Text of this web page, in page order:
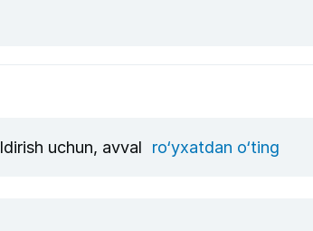
uchun, avval ro‘yxatdan o‘ting